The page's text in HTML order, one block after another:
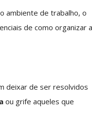
ambiente de trabalho, o
de como organizar
deixar de ser resolvidos
ou grife aqueles que